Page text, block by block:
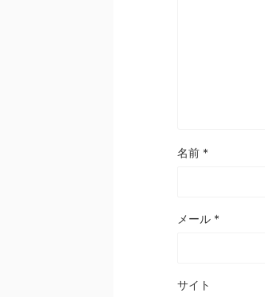
名前 *
メール *
サイト